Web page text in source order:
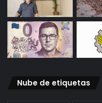
Nube de etiquetas